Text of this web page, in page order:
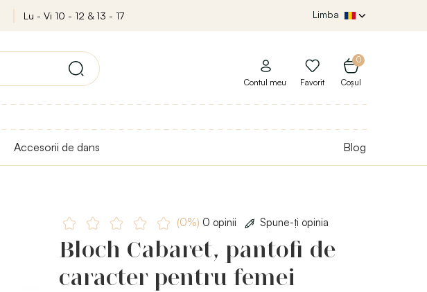
Lu - Vi 10 - 12 & 13 - 17 Limba
0
Coșul
Contul meu Favorit
Accesorii de dans Blog
(0%) 0 opinii Spune-ţi opinia
Bloch Cabaret, pantofi de
caracter pentru femei